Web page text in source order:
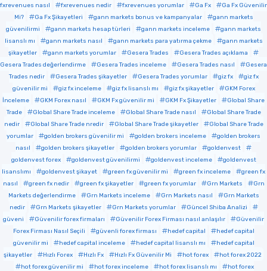
fxrevenues nasıl
fxrevenues nedir fxrevenues yorumlar Ga Fx
Ga Fx Güvenilir
Mi?
Ga Fx Şikayetleri gann markets bonus ve kampanyalar
gann markets
güvenilirmi
gann markets hesap türleri gann markets inceleme
gann markets
lisanslı mı
gann markets nasıl gann markets para yatırma çekme
gann markets
şikayetler
gann markets yorumlar Gesera Trades
Gesera Trades açıklama
Gesera Trades değerlendirme
Gesera Trades inceleme Gesera Trades nasıl
Gesera
Trades nedir
Gesera Trades şikayetler Gesera Trades yorumlar giz fx
giz fx
güvenilir mi
giz fx inceleme giz fx lisanslı mı giz fx şikayetler
GKM Forex
İnceleme
GKM Forex nasıl GKM Fx güvenilir mi GKM Fx Şikayetler
Global Share
Trade
Global Share Trade inceleme Global Share Trade nasıl
Global Share Trade
nedir
Global Share Trade nredir Global Share Trade şikayetler
Global Share Trade
yorumlar
golden brokers güvenilir mi golden brokers inceleme
golden brokers
nasıl
golden brokers şikayetler golden brokers yorumlar
goldenvest
goldenvest forex
goldenvest güvenilirmi goldenvest inceleme
goldenvest
lisanslımı
goldenvest şikayet green fx güvenilir mi green fx inceleme
green fx
nasıl
green fx nedir green fx şikayetler green fx yorumlar Grn Markets
Grn
Markets değerlendirme
Grn Markets inceleme Grn Markets nasıl
Grn Markets
nedir
Grn Markets şikayetler Grn Markets yorumlar
Güncel Shiba Analizi
güveni
Güvenilir forex firmaları Güvenilir Forex Firması nasıl anlaşılır
Güvenilir
Forex Firması Nasıl Seçili
güvenli forex firması hedef capital
hedef capital
güvenilir mi
hedef capital inceleme hedef capital lisanslı mı
hedef capital
şikayetler
Hızlı Forex Hızlı Fx Hızlı Fx Güvenilir Mi hot forex
hot forex 2022
hot forex güvenilir mi
hot forex inceleme hot forex lisanslı mı
hot forex